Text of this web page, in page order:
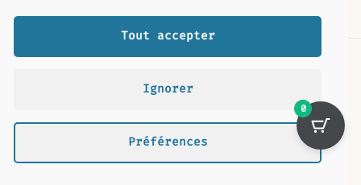
Tout accepter
Ignorer
Préférences
Retour et remboursement
Revue de presse
0